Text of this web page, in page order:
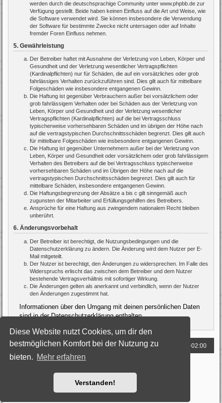
Diese Website nutzt Cookies, um dir den
bestmöglichen Komfort bei der Nutzung zu
bieten. Mehr erfahren
Verstanden!
werden durch die deutschsprachige Community unter www.phpbb.de zur
Verfügung gestellt. Beide haben keinen Einfluss auf die Art und Weise, wie
die Software verwendet wird. Sie können insbesondere die Verwendung
der Software für bestimmte Zwecke nicht untersagen oder auf Inhalte
fremder Foren Einfluss nehmen.
5. Gewährleistung
Der Betreiber haftet mit Ausnahme der Verletzung von Leben, Körper und
Gesundheit und der Verletzung wesentlicher Vertragspflichten
(Kardinalpflichten) nur für Schäden, die auf ein vorsätzliches oder grob
fahrlässiges Verhalten zurückzuführen sind. Dies gilt auch für mittelbare
Folgeschäden wie insbesondere entgangenen Gewinn.
Die Haftung ist gegenüber Verbrauchern außer bei vorsätzlichem oder
grob fahrlässigem Verhalten oder bei Schäden aus der Verletzung von
Leben, Körper und Gesundheit und der Verletzung wesentlicher
Vertragspflichten (Kardinalpflichten) auf die bei Vertragsschluss
typischerweise vorhersehbaren Schäden und im übrigen der Höhe nach
auf die vertragstypischen Durchschnittsschäden begrenzt. Dies gilt auch
für mittelbare Folgeschäden wie insbesondere entgangenen Gewinn.
Die Haftung ist gegenüber Unternehmern außer bei der Verletzung von
Leben, Körper und Gesundheit oder vorsätzlichem oder grob fahrlässigem
Verhalten des Betreibers auf die bei Vertragsschluss typischerweise
vorhersehbaren Schäden und im Übrigen der Höhe nach auf die
vertragstypischen Durchschnittsschäden begrenzt. Dies gilt auch für
mittelbare Schäden, insbesondere entgangenen Gewinn.
Die Haftungsbegrenzung der Absätze a bis c gilt sinngemäß auch
zugunsten der Mitarbeiter und Erfüllungsgehilfen des Betreibers.
Ansprüche für eine Haftung aus zwingendem nationalem Recht bleiben
unberührt.
6. Änderungsvorbehalt
Der Betreiber ist berechtigt, die Nutzungsbedingungen und die
Datenschutzerklärung zu ändern. Die Änderung wird dem Nutzer per E-
Mail mitgeteilt.
Der Nutzer ist berechtigt, den Änderungen zu widersprechen. Im Falle des
Widerspruchs erlischt das zwischen dem Betreiber und dem Nutzer
bestehende Vertragsverhältnis mit sofortiger Wirkung.
Die Änderungen gelten als anerkannt und verbindlich, wenn der Nutzer
den Änderungen zugestimmt hat.
Informationen über den Umgang mit deinen persönlichen Daten
sind in der Datenschutzerklärung enthalten.
Foren-Übersicht Alle Zeiten sind UTC+02:00
Powered byphpBB® Forum Software © phpBB Limited
Deutsche Übersetzung durchphpBB.de
Style: Black-Silver by Joyce&Luna
phpBB-Style-Design
Nutzungsbedingungen